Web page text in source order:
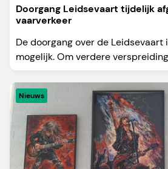
Doorgang Leidsevaart tijdelijk
vaarverkeer
De doorgang over de
mogelijk. Om verdere
Nieuws